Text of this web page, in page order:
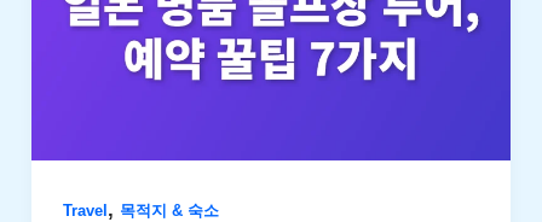
Travel , 목적지 & 숙소